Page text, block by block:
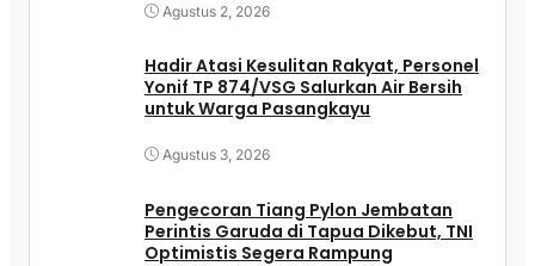
Agustus 2, 2026
Hadir Atasi Kesulitan Rakyat, Personel
Yonif TP 874/VSG Salurkan Air Bersih
untuk Warga Pasangkayu
Agustus 3, 2026
Pengecoran Tiang Pylon Jembatan
Perintis Garuda di Tapua Dikebut, TNI
Optimistis Segera Rampung